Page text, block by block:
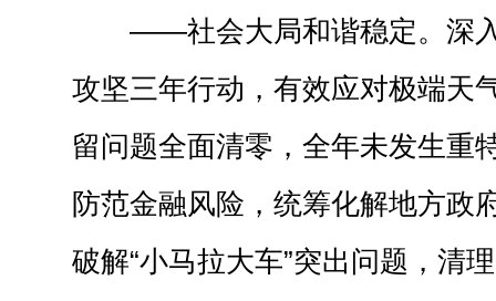
——社会大局和谐稳定。深
攻坚三年行动，有效应对极端天
留问题全面清零，全年未发生重
防范金融风险，统筹化解地方政
破解“小马拉大车”突出问题，清